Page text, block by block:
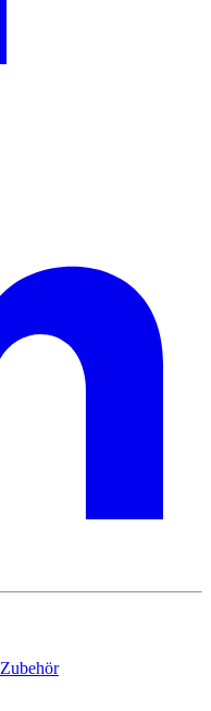
Zubehör